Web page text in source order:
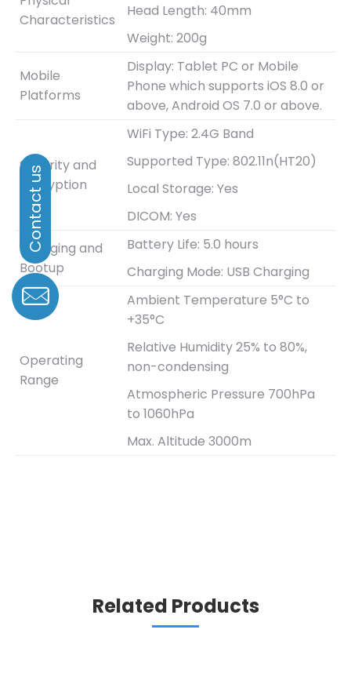
Characteristics
Head Length: 40mm
Weight: 200g
Mobile
Platforms
Display: Tablet PC or Mobile
Phone which supports iOS 8.0 or
above, Android OS 7.0 or above.
Security and
Encryption
WiFi Type: 2.4G Band
Supported Type: 802.11n(HT20)
Local Storage: Yes
DICOM: Yes
Charging and
Bootup
Battery Life: 5.0 hours
Charging Mode: USB Charging
Operating
Range
Ambient Temperature 5°C to
+35°C
Relative Humidity 25% to 80%,
non-condensing
Atmospheric Pressure 700hPa
to 1060hPa
Max. Altitude 3000m
Related Products